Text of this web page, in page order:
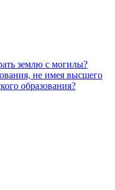
землю с могилы?
не имея высшего
образования?